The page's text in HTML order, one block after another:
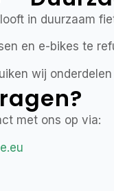
in duurzaam
en e-bikes te
wij
met ons op via: